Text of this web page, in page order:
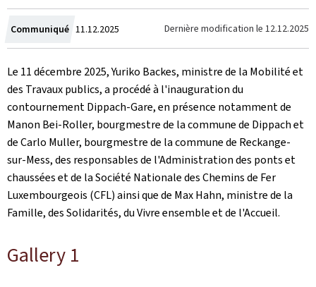
Communiqué Crée
le
11.12.2025 Dernière modification le 12.12.2025
Le 11 décembre 2025, Yuriko Backes, ministre de la Mobilité et
des Travaux publics, a procédé à l'inauguration du
contournement Dippach-Gare, en présence notamment de
Manon Bei-Roller, bourgmestre de la commune de Dippach et
de Carlo Muller, bourgmestre de la commune de Reckange-
sur-Mess, des responsables de l'Administration des ponts et
chaussées et de la Société Nationale des Chemins de Fer
Luxembourgeois (CFL) ainsi que de Max Hahn, ministre de la
Famille, des Solidarités, du Vivre ensemble et de l'Accueil.
Gallery 1